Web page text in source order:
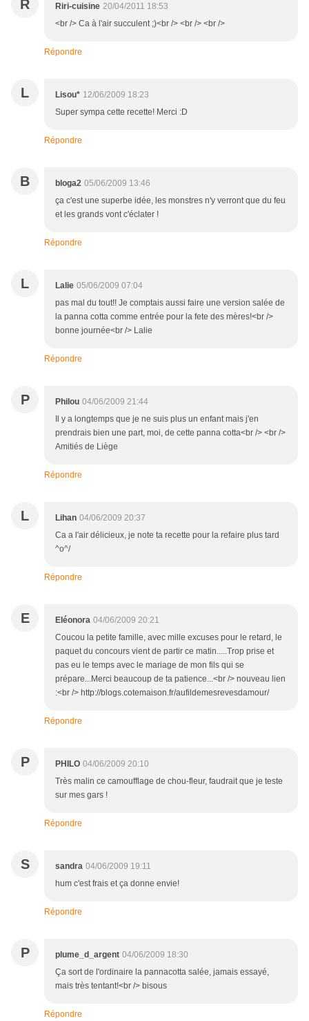
R Riri-cuisine 20/04/2011 18:53
<br /> Ca à l'air succulent ;)<br /> <br /> <br />
Répondre
L Lisou* 12/06/2009 18:23
Super sympa cette recette! Merci :D
Répondre
B bloga2 05/06/2009 13:46
ça c'est une superbe idée, les monstres n'y verront que du feu
et les grands vont c'éclater !
Répondre
L Lalie 05/06/2009 07:04
pas mal du tout!! Je comptais aussi faire une version salée de
la panna cotta comme entrée pour la fete des mères!<br />
bonne journée<br /> Lalie
Répondre
P Philou 04/06/2009 21:44
Il y a longtemps que je ne suis plus un enfant mais j'en
prendrais bien une part, moi, de cette panna cotta<br /> <br />
Amitiés de Liège
Répondre
L Lihan 04/06/2009 20:37
Ca a l'air délicieux, je note ta recette pour la refaire plus tard
^o^/
Répondre
E Eléonora 04/06/2009 20:21
Coucou la petite famille, avec mille excuses pour le retard, le
paquet du concours vient de partir ce matin.....Trop prise et
pas eu le temps avec le mariage de mon fils qui se
prépare...Merci beaucoup de ta patience...<br /> nouveau lien
:<br /> http://blogs.cotemaison.fr/aufildemesrevesdamour/
Répondre
P PHILO 04/06/2009 20:10
Très malin ce camoufflage de chou-fleur, faudrait que je teste
sur mes gars !
Répondre
S sandra 04/06/2009 19:11
hum c'est frais et ça donne envie!
Répondre
P plume_d_argent 04/06/2009 18:30
Ça sort de l'ordinaire la pannacotta salée, jamais essayé,
mais très tentant!<br /> bisous
Répondre